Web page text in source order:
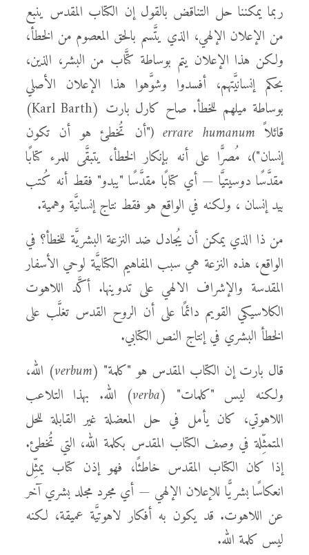
ربما يمكننا حل التناقض بالقول إن الكتاب المقدس ينبع
من الإعلان الإلهي، الذي يتَّسم بالحق المعصوم من الخطأ،
ولكن هذا الإعلان يتم بوساطة كتَّاب من البشر، الذين،
بحكم إنسانيَّتهم، أفسدوا وشوَّهوا هذا الإعلان الأصلي
بوساطة ميلهم للخطأ. صاح كارل بارت (Karl Barth)
قائلاً errare humanum("أن تُخطئ هو أن تكون
إنسان")، مُصرًّا على أنه بإنكار الخطأ، يتبقَّى للمرء كتابًا
مقدَّسًا دوسيتيَّا — أي كتابًا مقدَّسًا "يبدو" فقط أنه كُتب
بيد إنسان ، ولكنه في الواقع هو فقط نتاج إنسانيَّة وهمية.
من ذا الذي يمكن أن يُجادل ضد النزعة البشريَّة للخطأ؟ في
الواقع، هذه النزعة هي سبب المفاهيم الكتابيَّة لوحي الأسفار
المقدسة والإشراف الالهي على تدوينها. أكَّد اللاهوت
الكلاسيكي القويم دائمًا على أن الروح القدس تغلَّب على
الخطأ البشري في إنتاج النص الكتابي.
قال بارت إن الكتاب المقدس هو "كلمة" (verbum) الله،
ولكنه ليس "كلمات" (verba) الله. بهذا التلاعب
اللاهوتي، كان يأمل في حل المعضلة غير القابلة للحل
المتمثِّلة في وصف الكتاب المقدس بكلمة الله، التي تُخطئ.
إذا كان الكتاب المقدس خاطئًا، فهو إذن كتاب يمثِّل
انعكاسًا بشريًّا للإعلان الإلهي — أي مجرد مجلد بشري آخر
عن اللاهوت. قد يكون به أفكار لاهوتيَّة عميقة، لكنه
ليس كلمة الله.